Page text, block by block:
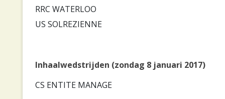
RRC WATERLOO
US SOLREZIENNE
Inhaalwedstrijden (zondag 8 januari 2017)
CS ENTITE MANAGE